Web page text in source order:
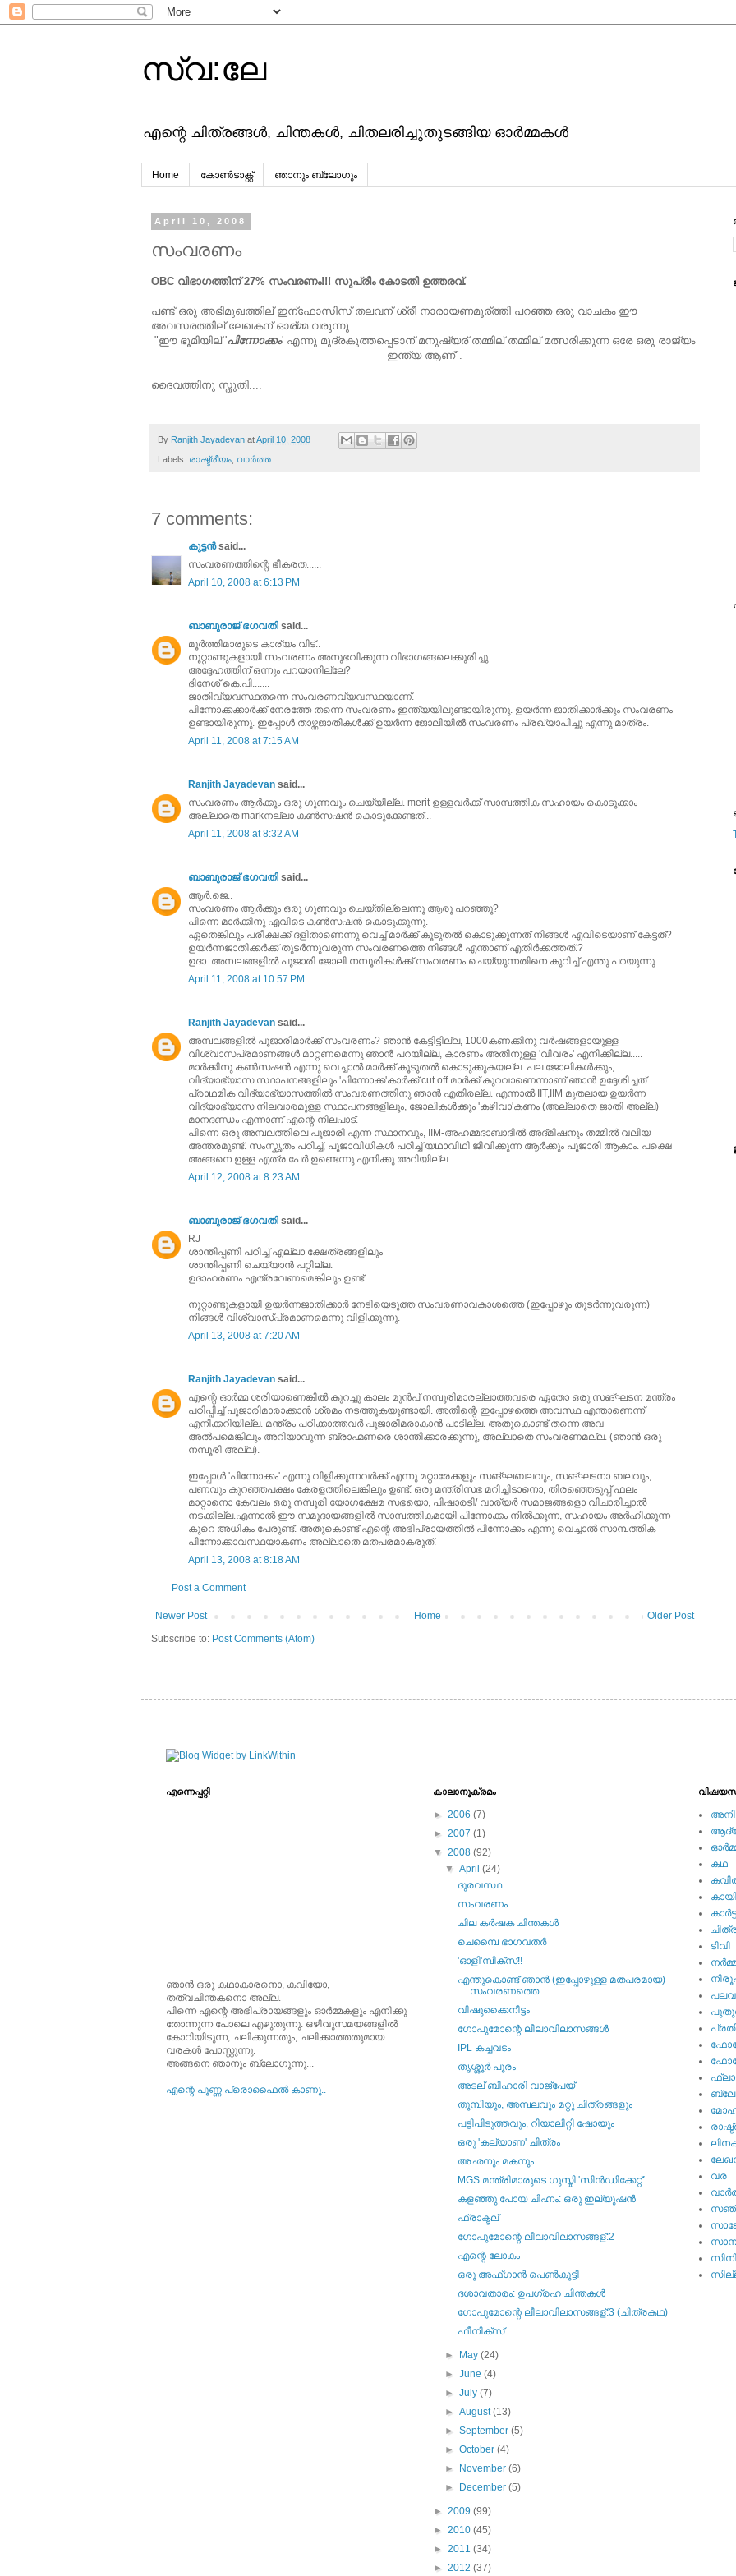
സ്വ:ലേ
എന്റെ ചിത്രങ്ങള്‍, ചിന്തകള്‍, ചിതലരിച്ചുതുടങ്ങിയ ഓര്‍മ്മകള്‍
Home കോൺടാക്റ്റ് ഞാനും ബ്ലോഗും
April 10, 2008
സംവരണം
OBC വിഭാഗത്തിന് 27% സംവരണം!!! സുപ്രീം കോടതി ഉത്തരവ്.
പണ്ട് ഒരു അഭിമുഖത്തില് ഇന്ഫോസിസ് തലവന് ശ്രീ നാരായണമൂര്ത്തി പറഞ്ഞ ഒരു വാചകം ഈ
അവസരത്തില് ലേഖകന് ഓര്മ്മ വരുന്നു.
"ഈ ഭൂമിയില് 'പിന്നോക്കം' എന്നു മുദ്രകുത്തപ്പെടാന് മനുഷ്യര് തമ്മില് തമ്മില് മത്സരിക്കുന്ന ഒരേ ഒരു രാജ്യം
ഇന്ത്യ ആണ്".
ദൈവത്തിനു സ്തുതി....
By Ranjith Jayadevan atApril 10, 2008
Labels: രാഷ്ട്രീയം, വാര്‍ത്ത
7 comments:
കുട്ടന്‍said...
സംവരണത്തിന്റെ ഭീകരത......
April 10, 2008 at 6:13 PM
ബാബുരാജ് ഭഗവതി said...
മൂര്‍ത്തിമാരുടെ കാര്യം‌ വിട്..
നൂറ്റാണ്ടുകളായി സം‌വരണം‌ അനുഭവിക്കുന്ന വിഭാഗങ്ങലെക്കുരിച്ചു
അദ്ദേഹത്തിന് ഒന്നും‌ പറയാനില്ലേ?
ദിനേശ് കെ.പി.......
ജാതിവ്യവസ്ഥതന്നെ സം‌വരണവ്യവസ്ഥയാണ്.
പിന്നോക്കക്കാര്‍‌ക്ക് നേരത്തേ തന്നെ സം‌വരണം ഇന്ത്യയിലുണ്ടായിരുന്നു. ഉയര്‍‌ന്ന ജാതിക്കാര്‍‌ക്കും സം‌വരണം‌
ഉണ്ടായിരുന്നു. ഇപ്പോള്‍‌ താഴ്ന്നജാതികള്‍ക്ക് ഉയര്‍‌ന്ന ജോലിയില്‍ സംവരണം‌ പ്രഖ്യാപിച്ചു എന്നു മാത്രം‌.
April 11, 2008 at 7:15 AM
Ranjith Jayadevan said...
സംവരണം ആര്‍ക്കും ഒരു ഗുണവും ചെയ്യില്ല. merit ഉള്ളവര്‍ക്ക്‌ സാമ്പത്തിക സഹായം കൊടുക്കാം
അല്ലാതെ markനല്ലാ കണ്‍സഷന്‍ കൊടുക്കേണ്ടത്‌...
April 11, 2008 at 8:32 AM
ബാബുരാജ് ഭഗവതി said...
ആര്‍.ജെ..
സംവരണം ആര്‍ക്കും ഒരു ഗുണവും ചെയ്തില്ലെന്നു ആരു പറഞ്ഞു?
പിന്നെ മാ‍ര്‍ക്കിനു എവിടെ കണ്‍സഷന്‍ കൊടുക്കുന്നു‍.
ഏതെങ്കിലും പരീക്ഷക്ക് ദളിതാണെന്നു വെച്ച് മാര്‍ക്ക് കൂടുതല്‍ കൊടുക്കുന്നത് നിങ്ങള്‍ എവിടെയാണ് കേട്ടത്?
ഉയര്‍ന്നജാതിക്കര്‍ക്ക് തുടര്‍ന്നുവരുന്ന സംവരണത്തെ നിങ്ങള്‍ എന്താണ് എതിര്‍ക്കത്തത്.?
ഉദാ: അമ്പലങ്ങളില്‍ പൂജാരി ജോലി നമ്പൂരികള്‍ക്ക് സംവരണം ചെയ്യുന്നതിനെ കുറിച്ച് എന്തു പറയുന്നു.
April 11, 2008 at 10:57 PM
Ranjith Jayadevan said...
അമ്പലങ്ങളില്‍ പൂജാരിമാര്‍ക്ക്‌ സംവരണം? ഞാന്‍ കേട്ടിട്ടില്ല, 1000കണക്കിനു വര്‍ഷങ്ങളായുള്ള
വിശ്വാസപ്രമാണങ്ങള്‍ മാറ്റണമെന്നു ഞാന്‍ പറയില്ല, കാരണം അതിനുള്ള 'വിവരം' എനിക്കില്ല.....
മാര്‍ക്കിനു കണ്‍സഷന്‍ എന്നു വെച്ചാല്‍ മാര്‍ക്ക്‌ കൂടുതല്‍ കൊടുക്കുകയല്ല. പല ജോലികള്‍ക്കും,
വിദ്യാഭ്യാസ സ്ഥാപനങ്ങളിലും 'പിന്നോക്ക'കാര്‍ക്ക്‌ cut off മാര്‍ക്ക്‌ കുറവാണെന്നാണ്‌ ഞാന്‍ ഉദ്ദേശിച്ചത്‌.
പ്രാഥമിക വിദ്യാഭ്യാസത്തില്‍ സംവരണത്തിനു ഞാന്‍ എതിരല്ല. എന്നാല്‍ IIT,IIM മുതലായ ഉയര്‍ന്ന
വിദ്യാഭ്യാസ നിലവാരമുള്ള സ്ഥാപനങ്ങളിലും, ജോലികള്‍ക്കും 'കഴിവാ'കണം (അല്ലാതെ ജാതി അല്ല)
മാനദണ്ഡം എന്നാണ്‌ എന്റെ നിലപാട്‌.
പിന്നെ ഒരു അമ്പലത്തിലെ പൂജാരി എന്ന സ്ഥാനവും, IIM-അഹമ്മദാബാദില്‍ അദ്മിഷനും തമ്മില്‍ വലിയ
അന്തരമുണ്ട്‌. സംസ്കൃതം പഠിച്ച്‌, പൂജാവിധികള്‍ പഠിച്ച്‌ യഥാവിഥി ജീവിക്കുന്ന ആര്‍ക്കും പൂജാരി ആകാം. പക്ഷെ
അങ്ങനെ ഉള്ള എത്ര പേര്‍ ഉണ്ടെന്നു എനിക്കു അറിയില്ല...
April 12, 2008 at 8:23 AM
ബാബുരാജ് ഭഗവതി said...
RJ
ശാന്തിപ്പണി പഠിച്ച് എല്ലാ ക്ഷേത്രങ്ങളിലും‌
ശാന്തിപ്പണി ചെയ്യാന്‍ പറ്റില്ല.
ഉദാഹരണം എത്രവേണമെങ്കിലും ഉണ്ട്.
നൂറ്റാണ്ടുകളായി ഉയര്‍ന്നജാതിക്കാര്‍ നേടിയെടുത്ത സംവരണാവകാശത്തെ (ഇപ്പോഴും തുടര്‍ന്നുവരുന്ന)
നിങ്ങള്‍ വിശ്വാസ്പ്രമാണമെന്നു വിളിക്കുന്നു.
April 13, 2008 at 7:20 AM
Ranjith Jayadevan said...
എന്റെ ഓര്‍മ്മ ശരിയാണെങ്കില്‍ കുറച്ചു കാലം മുന്‍പ്‌ നമ്പൂരിമാരല്ലാത്തവരെ ഏതോ ഒരു സങ്ഘടന മന്ത്രം
പഠിപ്പിച്ച്‌ പൂജാരിമാരാക്കാന്‍ ശ്രമം നടത്തുകയുണ്ടായി. അതിന്റെ ഇപ്പോഴത്തെ അവസ്ഥ എന്താണെന്ന്
എനിക്കറിയില്ല. മന്ത്രം പഠിക്കാത്തവര്‍ പൂജാരിമരാകാന്‍ പാടില്ല. അതുകൊണ്ട്‌ തന്നെ അവ
അല്‍പമെങ്കിലും അറിയാവുന്ന ബ്രാഹ്മണരെ ശാന്തിക്കാരക്കുന്നു, അല്ലാതെ സംവരണമല്ല. (ഞാന്‍ ഒരു
നമ്പൂരി അല്ല).
ഇപ്പോള്‍ 'പിന്നോക്കം' എന്നു വിളിക്കുന്നവര്‍ക്ക്‌ എന്നു മറ്റാരേക്കളും സങ്ഘബലവും, സങ്ഘടനാ ബലവും,
പണവും കുറഞ്ഞപക്ഷം കേരളത്തിലെങ്കിലും ഉണ്ട്‌. ഒരു മന്ത്രിസഭ മറിച്ചിടാനൊ, തിരഞ്ഞെടുപ്പ്‌ ഫലം
മാറ്റാനൊ കേവലം ഒരു നമ്പൂരി യോഗക്ഷേമ സഭയൊ, പിഷാരടി/ വാര്യര്‍ സമാജങ്ങളൊ വിചാരിച്ചാല്‍
നടക്കില്ല.എന്നാല്‍ ഈ സമുദായങ്ങളില്‍ സാമ്പത്തികമായി പിന്നോക്കം നില്‍ക്കുന്ന, സഹായം അര്‍ഹിക്കുന്ന
കുറെ അധികം പേരുണ്ട്‌. അതുകൊണ്ട്‌ എന്റെ അഭിപ്രായത്തില്‍ പിന്നോക്കം എന്നു വെച്ചാല്‍ സാമ്പത്തിക
പിന്നോക്കാവസ്ഥയാകണം അല്ലാതെ മതപരമാകരുത്‌.
April 13, 2008 at 8:18 AM
Post a Comment
Newer Post Older Post
Home
Subscribe to: Post Comments (Atom)
എന്നെപ്പറ്റി
ഞാന്‍ ഒരു കഥാകാരനൊ, കവിയോ,
തത്വചിന്തകനൊ അല്ല.
പിന്നെ എന്റെ അഭിപ്രായങ്ങളും ഓര്‍മ്മകളും എനിക്കു
തോന്നുന്ന പോലെ എഴുതുന്നു. ഒഴിവുസമയങ്ങളില്‍
കോറിയിടുന്ന, ചലിക്കുന്നതും, ചലിക്കാത്തതുമായ
വരകള്‍ പോസ്റ്റുന്നു.
അങ്ങനെ ഞാനും ബ്ലോഗുന്നു...
എന്റെ പൂ‍ണ്ണ പ്രൊഫൈല്‍ കാണൂ..
കാലാനുക്രമം
► 2006 (7)
► 2007 (1)
▼ 2008 (92)
▼April(24)
ദുരവസ്ഥ
സംവരണം
ചില കര്‍ഷക ചിന്തകള്‍
ചെമ്പൈ ഭാഗവതര്‍
'ഓളി'മ്പിക്സ്‌!!
എന്തുകൊണ്ട്‌ ഞാന്‍ (ഇപ്പോഴുള്ള മതപരമായ)
സംവരണത്തെ ...
വിഷുക്കൈനീട്ടം
ഗോപുമോന്റെ ലീലാവിലാസങ്ങള്‍
IPL കച്ചവടം
തൃശ്ശൂര്‍ പൂരം
അടല് ബിഹാരി വാജ്പേയ്
തുമ്പിയും, അമ്പലവും മറ്റു ചിത്രങ്ങളും
പട്ടിപിടുത്തവും, റിയാലിറ്റി ഷോയും
ഒരു 'കല്യാണ' ചിത്രം
അഛനും മകനും
MGS:മന്ത്രിമാരുടെ ഗുസ്തി 'സിന്‍ഡിക്കേറ്റ്‌'
കളഞ്ഞു പോയ ചിഹ്നം: ഒരു ഇല്യുഷന്‍
ഫ്രാക്ടല്
ഗോപുമോന്റെ ലീലാവിലാസങ്ങള്:2
എന്റെ ലോകം
ഒരു അഫ്ഗാന്‍ പെണ്‍കുട്ടി
ദശാവതാരം: ഉപഗ്രഹ ചിന്തകള്‍
ഗോപുമോന്റെ ലീലാവിലാസങ്ങള്:3 (ചിത്രകഥ)
ഫീനിക്സ്
► May(24)
►June(4)
►July(7)
►August(13)
►September(5)
►October(4)
►
November(6)
►
December(5)
► 2009 (99)
► 2010 (45)
► 2011 (34)
► 2012 (37)
ആദ്യ
കഥ
ടിവി
വര